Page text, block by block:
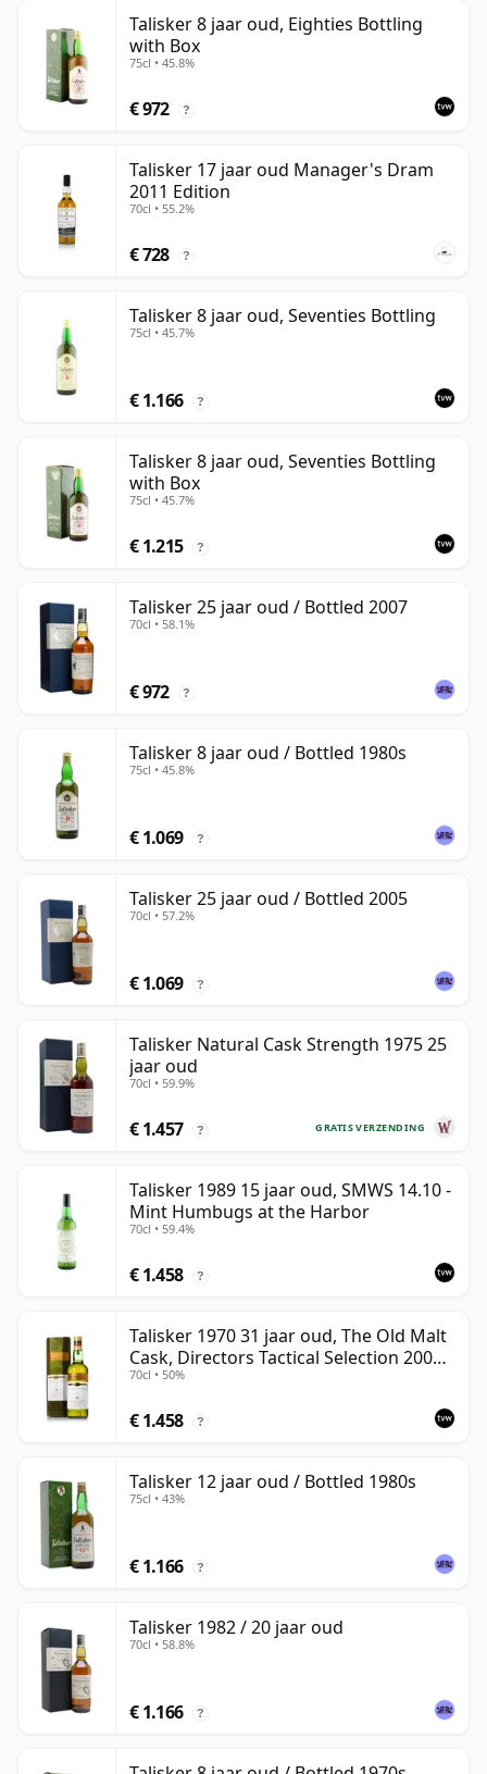
Talisker 8 jaar oud, Eighties Bottling
with Box
75cl • 45.8%
€ 972 ?
Talisker 17 jaar oud Manager's Dram
2011 Edition
70cl • 55.2%
€ 728 ?
Talisker 8 jaar oud, Seventies Bottling
75cl • 45.7%
€ 1.166 ?
Talisker 8 jaar oud, Seventies Bottling
with Box
75cl • 45.7%
€ 1.215 ?
Talisker 25 jaar oud / Bottled 2007
70cl • 58.1%
€ 972 ?
Talisker 8 jaar oud / Bottled 1980s
75cl • 45.8%
€ 1.069 ?
Talisker 25 jaar oud / Bottled 2005
70cl • 57.2%
€ 1.069 ?
Talisker Natural Cask Strength 1975 25
jaar oud
70cl • 59.9%
GRATIS VERZENDING
€ 1.457 ?
Talisker 1989 15 jaar oud, SMWS 14.10 -
Mint Humbugs at the Harbor
70cl • 59.4%
€ 1.458 ?
Talisker 1970 31 jaar oud, The Old Malt
Cask, Directors Tactical Selection 2002
Bottling
70cl • 50%
€ 1.458 ?
Talisker 12 jaar oud / Bottled 1980s
75cl • 43%
€ 1.166 ?
Talisker 1982 / 20 jaar oud
70cl • 58.8%
€ 1.166 ?